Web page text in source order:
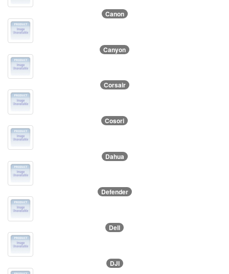
Canon
Canyon
Corsair
Cosori
Dahua
Defender
Dell
DJI